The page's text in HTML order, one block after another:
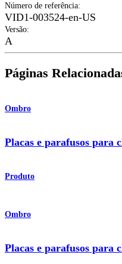
Número de referência:
VID1-003524-en-US
Versão:
A
Páginas
Ombro
Placas e parafusos para
Produto
Ombro
Placas e parafusos para